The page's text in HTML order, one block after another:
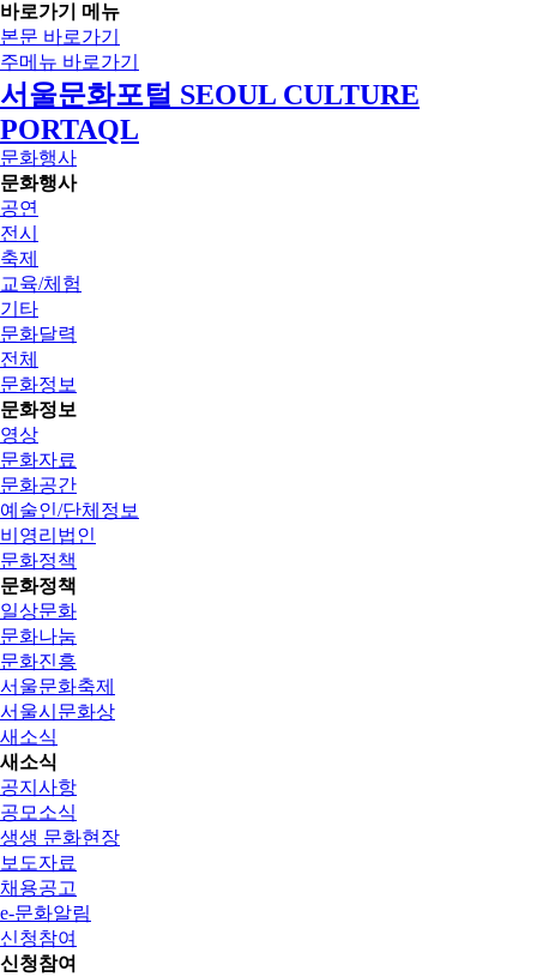
바로가기 메뉴
본문 바로가기
주메뉴 바로가기
서울문화포털 SEOUL CULTURE
PORTAQL
문화행사
문화행사
공연
전시
축제
교육/체험
기타
문화달력
전체
문화정보
문화정보
영상
문화자료
문화공간
예술인/단체정보
비영리법인
문화정책
문화정책
일상문화
문화나눔
문화진흥
서울문화축제
서울시문화상
새소식
새소식
공지사항
공모소식
생생 문화현장
보도자료
채용공고
e-문화알림
신청참여
신청참여